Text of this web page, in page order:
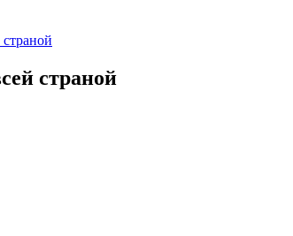
страной